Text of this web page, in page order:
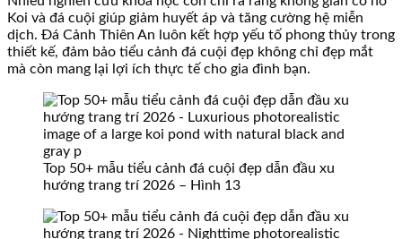
Koi và đá cuội giúp giảm huyết áp và tăng cường hệ miễn
dịch. Đá Cảnh Thiên An luôn kết hợp yếu tố phong thủy trong
thiết kế, đảm bảo tiểu cảnh đá cuội đẹp không chỉ đẹp mắt
mà còn mang lại lợi ích thực tế cho gia đình bạn.
Top 50+ mẫu tiểu cảnh đá cuội đẹp dẫn đầu xu
hướng trang trí 2026 – Hình 13